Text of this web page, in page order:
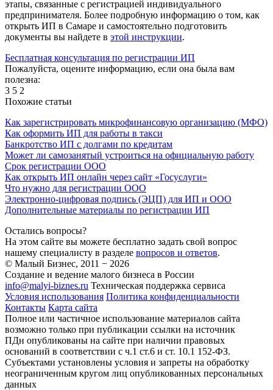
этапы, связанные с регистрацией индивидуального
предпринимателя. Более подробную информацию о том, как
открыть ИП в Самаре и самостоятельно подготовить
документы вы найдете в этой инструкции.
Бесплатная консультация по регистрации ИП
Пожалуйста, оцените информацию, если она была вам
полезна:
3 5 2
Похожие статьи
Как зарегистрировать микрофинансовую организацию (МФО)
Как оформить ИП для работы в такси
Банкротство ИП с долгами по кредитам
Может ли самозанятый устроиться на официальную работу
Срок регистрации ООО
Как открыть ИП онлайн через сайт «Госуслуги»
Что нужно для регистрации ООО
Электронно-цифровая подпись (ЭЦП) для ИП и ООО
Дополнительные материалы по регистрации ИП
Остались вопросы?
На этом сайте вы можете бесплатно задать свой вопрос
нашему специалисту в разделе вопросов и ответов.
© Малый Бизнес, 2011 − 2026
Создание и ведение малого бизнеса в России
info@malyi-biznes.ru Техническая поддержка сервиса
Условия использования Политика конфиденциальности
Контакты Карта сайта
Полное или частичное использование материалов сайта
возможно только при публикации ссылки на источник
ПДн опубликованы на сайте при наличии правовых
оснований в соответствии с ч.1 ст.6 и ст. 10.1 152-ФЗ.
Субъектами установлены условия и запреты на обработку
неограниченным кругом лиц опубликованных персональных
данных